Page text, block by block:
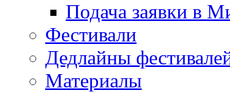
Подача заявки в
Фестивали
Дедлайны
Материалы